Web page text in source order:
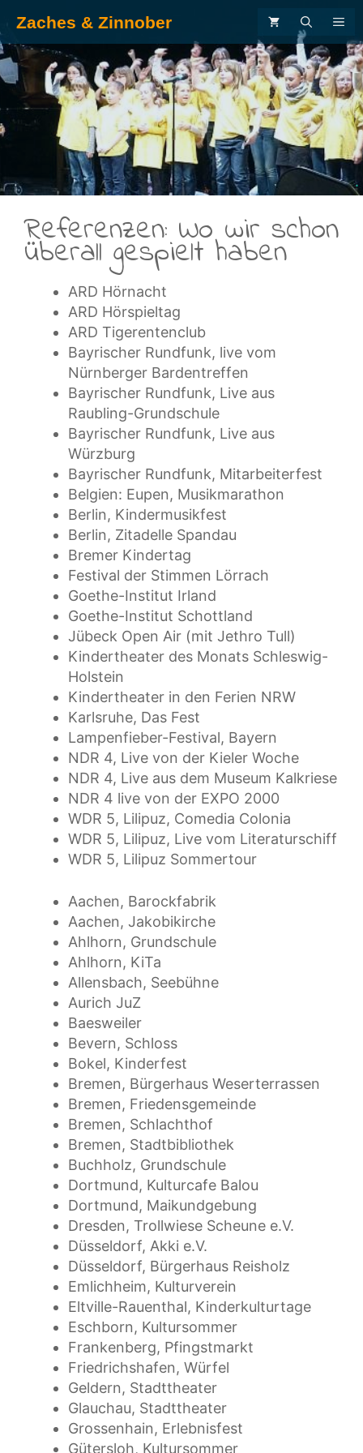
Inhalt
springen
Zaches & Zinnober
.
Referenzen: Wo wir schon
überall gespielt haben
ARD Hörnacht
ARD Hörspieltag
ARD Tigerentenclub
Bayrischer Rundfunk, live vom
Nürnberger Bardentreffen
Bayrischer Rundfunk, Live aus
Raubling-Grundschule
Bayrischer Rundfunk, Live aus
Würzburg
Bayrischer Rundfunk, Mitarbeiterfest
Belgien: Eupen, Musikmarathon
Berlin, Kindermusikfest
Berlin, Zitadelle Spandau
Bremer Kindertag
Festival der Stimmen Lörrach
Goethe-Institut Irland
Goethe-Institut Schottland
Jübeck Open Air (mit Jethro Tull)
Kindertheater des Monats Schleswig-
Holstein
Kindertheater in den Ferien NRW
Karlsruhe, Das Fest
Lampenfieber-Festival, Bayern
NDR 4, Live von der Kieler Woche
NDR 4, Live aus dem Museum Kalkriese
NDR 4 live von der EXPO 2000
WDR 5, Lilipuz, Comedia Colonia
WDR 5, Lilipuz, Live vom Literaturschiff
WDR 5, Lilipuz Sommertour
Aachen, Barockfabrik
Aachen, Jakobikirche
Ahlhorn, Grundschule
Ahlhorn, KiTa
Allensbach, Seebühne
Aurich JuZ
Baesweiler
Bevern, Schloss
Bokel, Kinderfest
Bremen, Bürgerhaus Weserterrassen
Bremen, Friedensgemeinde
Bremen, Schlachthof
Bremen, Stadtbibliothek
Buchholz, Grundschule
Dortmund, Kulturcafe Balou
Dortmund, Maikundgebung
Dresden, Trollwiese Scheune e.V.
Düsseldorf, Akki e.V.
Düsseldorf, Bürgerhaus Reisholz
Emlichheim, Kulturverein
Eltville-Rauenthal, Kinderkulturtage
Eschborn, Kultursommer
Frankenberg, Pfingstmarkt
Friedrichshafen, Würfel
Geldern, Stadttheater
Glauchau, Stadttheater
Grossenhain, Erlebnisfest
Gütersloh, Kultursommer